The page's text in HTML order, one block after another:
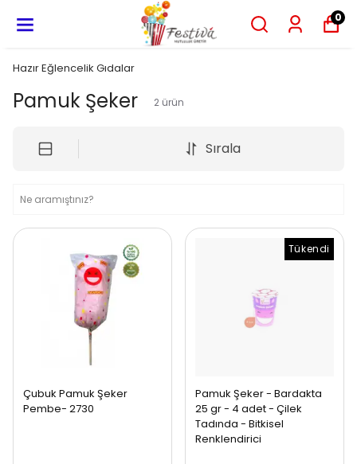
0
Hazır Eğlencelik Gıdalar
Pamuk Şeker 2 ürün
Sırala
Çubuk Pamuk Şeker
Pembe- 2730
Tükendi
Pamuk Şeker - Bardakta
25 gr - 4 adet - Çilek
Tadında - Bitkisel
Renklendirici